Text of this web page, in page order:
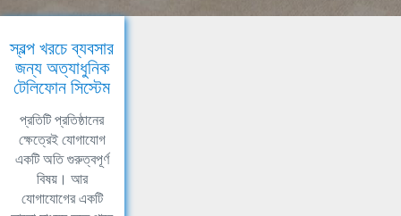
স্বল্প খরচে ব্যবসার
জন্য অত্যাধুনিক
টেলিফোন সিস্টেম
প্রতিটি প্রতিষ্ঠানের
ক্ষেত্রেই যোগাযোগ
একটি অতি গুরুত্বপূর্ণ
বিষয়। আর
যোগাযোগের একটি